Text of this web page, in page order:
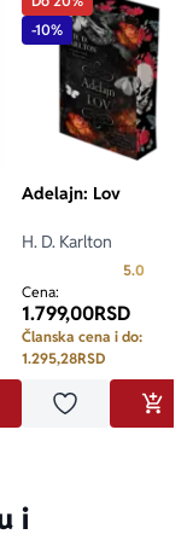
ocena je 4.4 od 5
U KORPU
-10%
Adelajn: Lov
H. D. Karlton
5.0
Cena:
1.799,00RSD
Članska cena i do:
1.295,28RSD
Dodaj u
i